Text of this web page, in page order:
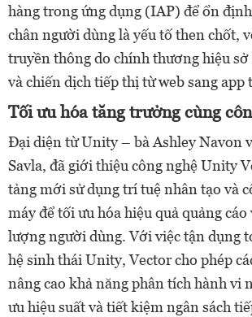
hàng trong ứng dụng (IAP) để ổn
chân người dùng là yếu tố then chốt,
truyền thông do chính thương hiệu sở
và chiến dịch tiếp thị từ web sang app
Tối ưu hóa tăng trưởng cùng
Đại diện từ Unity – bà Ashley Navon
Savla, đã giới thiệu công nghệ Unity
tảng mới sử dụng trí tuệ nhân tạo và
máy để tối ưu hóa hiệu quả quảng cáo
lượng người dùng. Với việc tận dụng
hệ sinh thái Unity, Vector cho phép
nâng cao khả năng phân tích hành vi
ưu hiệu suất và tiết kiệm ngân sách